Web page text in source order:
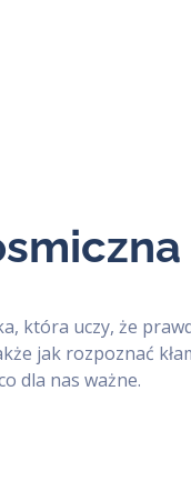
która uczy, że
jak rozpoznać
dla nas ważne.